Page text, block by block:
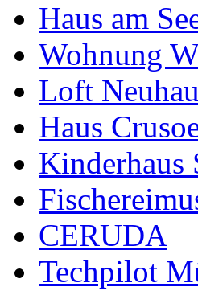
Haus am
Wohnung
Loft
Haus
Kinderhaus
CERUDA
Techpilot